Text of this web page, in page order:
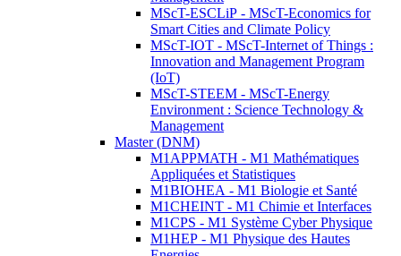
MScT-ESCLiP - MScT-Economics for
Smart Cities and Climate Policy
MScT-IOT - MScT-Internet of Things :
Innovation and Management Program
(IoT)
MScT-STEEM - MScT-Energy
Environment : Science Technology &
Management
Master (DNM)
M1APPMATH - M1 Mathématiques
Appliquées et Statistiques
M1BIOHEA - M1 Biologie et Santé
M1CHEINT - M1 Chimie et Interfaces
M1CPS - M1 Système Cyber Physique
M1HEP - M1 Physique des Hautes